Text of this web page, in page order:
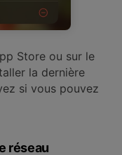
Store ou sur le
la dernière
si vous pouvez
réseau